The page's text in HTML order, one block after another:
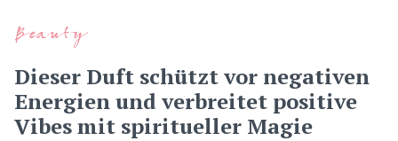
Beauty
Dieser Duft schützt vor negativen
Energien und verbreitet positive
Vibes mit spiritueller Magie